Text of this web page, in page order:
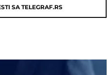
SA TELEGRAF.RS